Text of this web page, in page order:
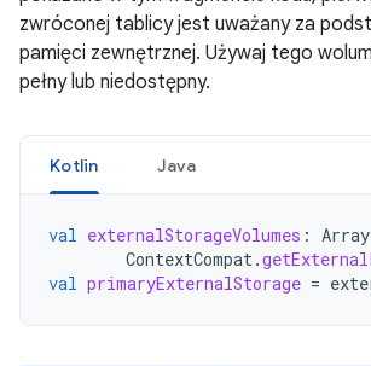
zwróconej tablicy jest uważany za
pamięci zewnętrznej. Używaj tego
pełny lub niedostępny.
Kotlin Java
val externalStorageVolumes :
ContextCompat.
val primaryExternalStorage =